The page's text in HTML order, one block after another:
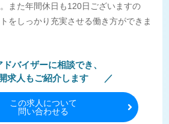
また年間休日も120日ございますの
をしっかり充実させる働き方ができま
バイザーに相談でき、
求人もご紹介します
この求人について
問い合わせる